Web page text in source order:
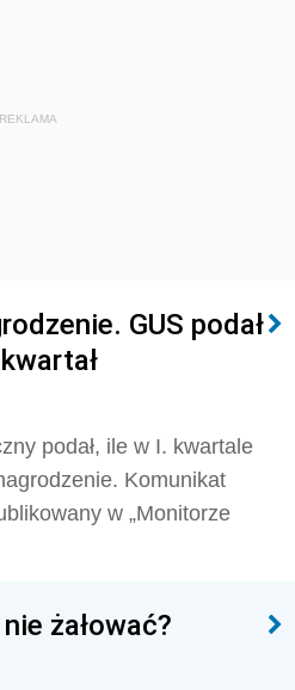
REKLAMA
GUS podał
podał, ile w I. kwartale
Komunikat
w „Monitorze
żałować?